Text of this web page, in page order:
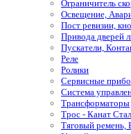
Ограничитель
Освещение,
Пост ревизии,
Привода дверей
Пускатели,
Реле
Ролики
Сервисные
Система
Трансформаторы
Трос - Канат
Тяговый ремень,